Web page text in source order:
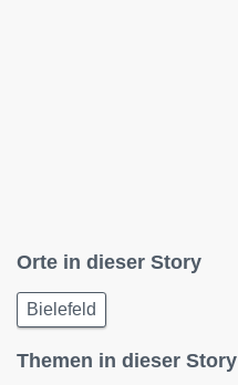
Orte in dieser Story
Bielefeld
Themen in dieser Story